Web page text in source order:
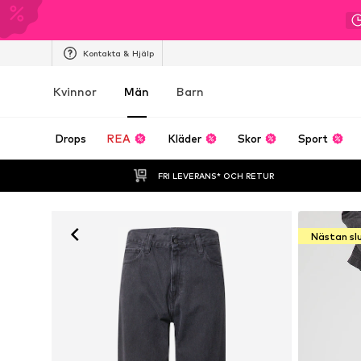
Kontakta & Hjälp
Kvinnor Män Barn
Drops REA Kläder Skor Sport
FRI LEVERANS* OCH RETUR
Nästan